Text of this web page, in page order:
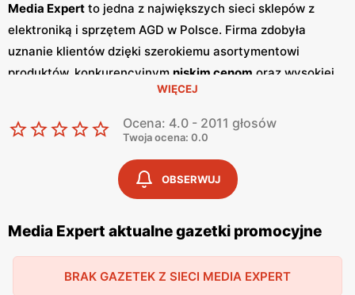
Media Expert to jedna z największych sieci sklepów z
elektroniką i sprzętem AGD w Polsce. Firma zdobyła
uznanie klientów dzięki szerokiemu asortymentowi
produktów, konkurencyjnym niskim cenom oraz wysokiej
Media Expert
telewizorów, sprzętu audio, komputerów, smartfonów, a
także dużego i małego AGD, które spełniają potrzeby
zarówno użytkowników domowych, jak i firm. Jednym z
kluczowych elementów strategii marketingowej
są regularnie wydawanegazetki promocyjne
Gazetki
te prezentują najnowsze oferty specjalne,
nowości produktowe oraz sezonowe wyprzedaże, dzięki
wyjątkowych okazji cenowych. Publikacje te są dostępne
WIĘCEJ
Ocena: 4.0 - 2011 głosów
Twoja ocena: 0.0
OBSERWUJ
Media Expert aktualne gazetki promocyjne
BRAK GAZETEK Z SIECI MEDIA EXPERT